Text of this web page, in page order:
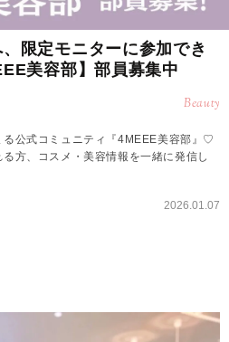
限定モニターに参加でき
美容部】部員募集中
Beauty
る公式コミュニティ『4MEEE美容部』♡
方、コスメ・美容情報を一緒に発信し
2026.01.07